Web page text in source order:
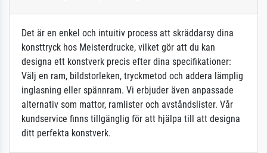
Det är en enkel och intuitiv process att skräddarsy dina
konsttryck hos Meisterdrucke, vilket gör att du kan
designa ett konstverk precis efter dina specifikationer:
Välj en ram, bildstorleken, tryckmetod och addera lämplig
inglasning eller spännram. Vi erbjuder även anpassade
alternativ som mattor, ramlister och avståndslister. Vår
kundservice finns tillgänglig för att hjälpa till att designa
ditt perfekta konstverk.